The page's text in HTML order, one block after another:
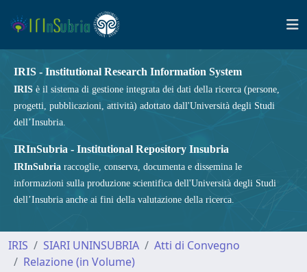
IRIS - Institutional Research Information System
IRIS è il sistema di gestione integrata dei dati della ricerca (persone,
progetti, pubblicazioni, attività) adottato dall'Università degli Studi
dell’Insubria.
IRInSubria - Institutional Repository Insubria
IRInSubria raccoglie, conserva, documenta e dissemina le
informazioni sulla produzione scientifica dell'Università degli Studi
dell’Insubria anche ai fini della valutazione della ricerca.
IRIS SIARI UNINSUBRIA
Atti di Convegno
Relazione (in Volume)